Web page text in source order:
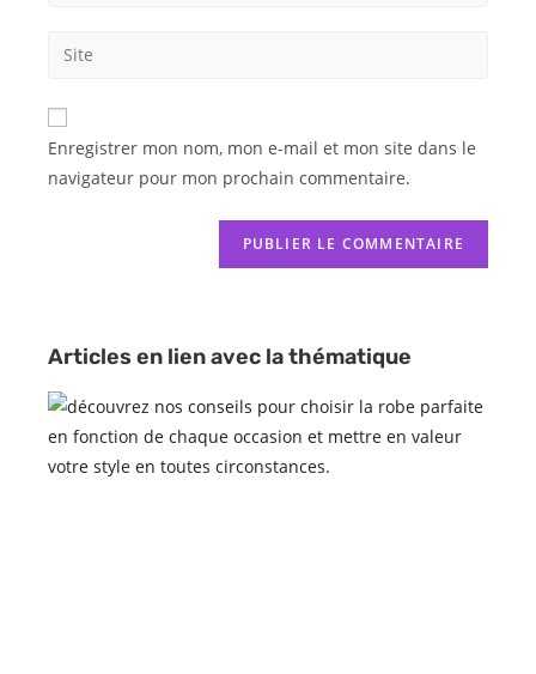
Enregistrer mon nom, mon e-mail et mon site dans le
navigateur pour mon prochain commentaire.
Articles en lien avec la thématique